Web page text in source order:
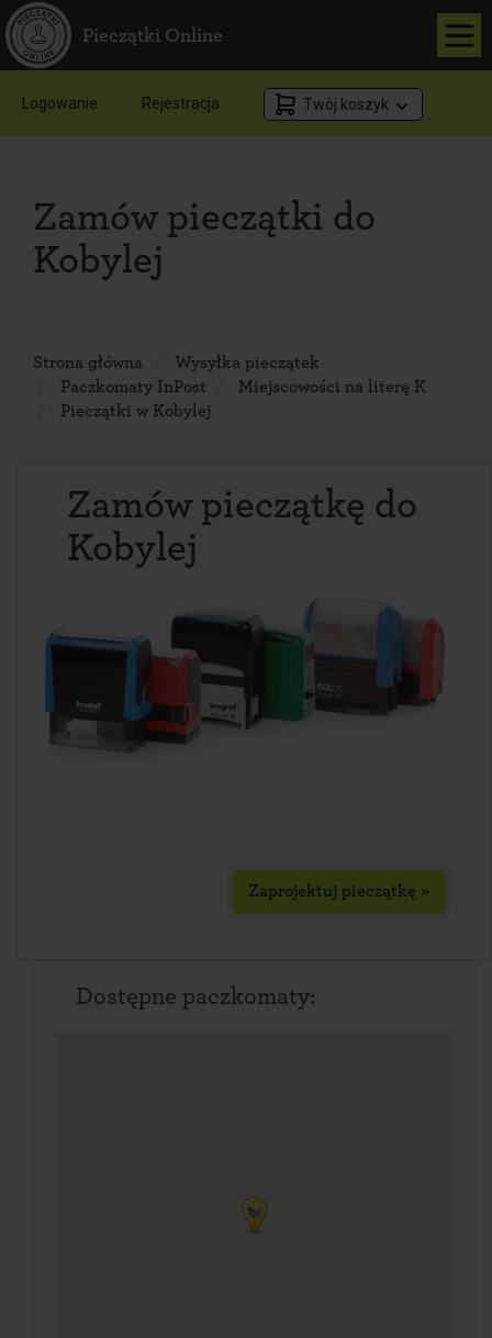
Pieczątki Online
Logowanie Rejestracja Twój koszyk
Zamów pieczątki do
Kobylej
Strona główna
Wysyłka pieczątek
Paczkomaty InPost
Miejscowości na literę K
Pieczątki w Kobylej
Zamów pieczątkę do
Kobylej
Zaprojektuj pieczątkę »
Dostępne paczkomaty: